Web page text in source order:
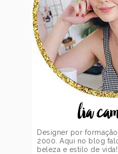
lia
Designer por
2000. Aqui no blog
beleza e estilo de vida!